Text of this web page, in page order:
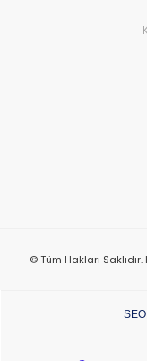
© Tüm Hakları
SEO